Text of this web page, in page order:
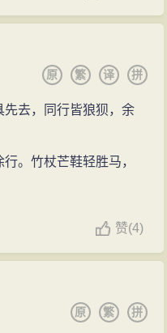
拼
译
繁
原
先去，同行皆狼狈，余
。竹杖芒鞋轻胜马，
赞(4)
拼
繁
原